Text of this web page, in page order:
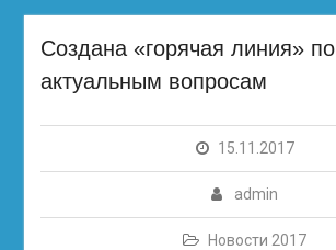
Создана «горячая линия» по
актуальным вопросам
15.11.2017
admin
Новости 2017